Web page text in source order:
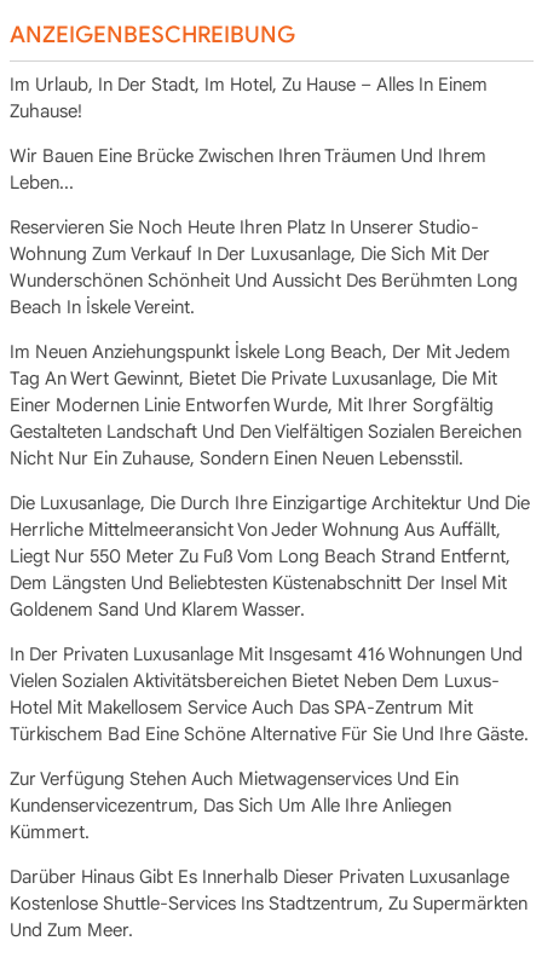
ANZEIGENBESCHREIBUNG
Im Urlaub, In Der Stadt, Im Hotel, Zu Hause – Alles In Einem
Zuhause!
Wir Bauen Eine Brücke Zwischen Ihren Träumen Und Ihrem
Leben...
Reservieren Sie Noch Heute Ihren Platz In Unserer Studio-
Wohnung Zum Verkauf In Der Luxusanlage, Die Sich Mit Der
Wunderschönen Schönheit Und Aussicht Des Berühmten Long
Beach In İskele Vereint.
Im Neuen Anziehungspunkt İskele Long Beach, Der Mit Jedem
Tag An Wert Gewinnt, Bietet Die Private Luxusanlage, Die Mit
Einer Modernen Linie Entworfen Wurde, Mit Ihrer Sorgfältig
Gestalteten Landschaft Und Den Vielfältigen Sozialen Bereichen
Nicht Nur Ein Zuhause, Sondern Einen Neuen Lebensstil.
Die Luxusanlage, Die Durch Ihre Einzigartige Architektur Und Die
Herrliche Mittelmeeransicht Von Jeder Wohnung Aus Auffällt,
Liegt Nur 550 Meter Zu Fuß Vom Long Beach Strand Entfernt,
Dem Längsten Und Beliebtesten Küstenabschnitt Der Insel Mit
Goldenem Sand Und Klarem Wasser.
In Der Privaten Luxusanlage Mit Insgesamt 416 Wohnungen Und
Vielen Sozialen Aktivitätsbereichen Bietet Neben Dem Luxus-
Hotel Mit Makellosem Service Auch Das SPA-Zentrum Mit
Türkischem Bad Eine Schöne Alternative Für Sie Und Ihre Gäste.
Zur Verfügung Stehen Auch Mietwagenservices Und Ein
Kundenservicezentrum, Das Sich Um Alle Ihre Anliegen
Kümmert.
Darüber Hinaus Gibt Es Innerhalb Dieser Privaten Luxusanlage
Kostenlose Shuttle-Services Ins Stadtzentrum, Zu Supermärkten
Und Zum Meer.